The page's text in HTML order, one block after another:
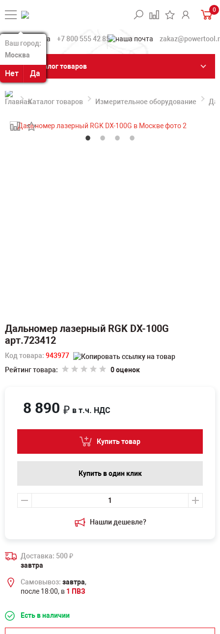
Ваш город:
Москва
Нет Да
Ваш город:
Москва
Нет Да
0
+7 800 555 42 85
Каталог товаров
Каталог товаров Измерительное оборудование
Дальномер лазерный RGK DX-100G
арт.723412
Код товара: 943977
Рейтинг товара:
0 оценок
Нашли дешевле?
8 890 ₽ в т.ч. НДС
Купить товар
Купить в один клик
Доставка: 500₽
завтра
Самовывоз: завтра,
после 18:00, в 1 ПВЗ
Есть в наличии